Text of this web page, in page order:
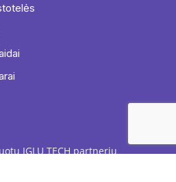
IGLU TECH partneriu